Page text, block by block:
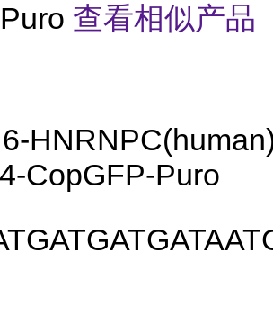
查看相似产品
CopGFP-Puro